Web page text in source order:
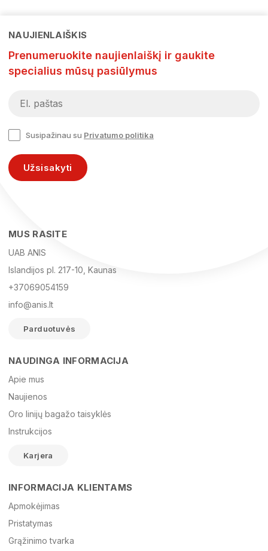
El. paštas
Žinutė
NAUJIENLAIŠKIS
Prenumeruokite naujienlaiškį ir gaukite
specialius mūsų pasiūlymus
Susipažinau su Privatumo politika
Užsisakyti
MUS RASITE
UAB ANIS
Islandijos pl. 217-10, Kaunas
+37069054159
info@anis.lt
Parduotuvės
NAUDINGA INFORMACIJA
Apie mus
Naujienos
Oro linijų bagažo taisyklės
Instrukcijos
Karjera
INFORMACIJA KLIENTAMS
Apmokėjimas
Pristatymas
Grąžinimo tvarka